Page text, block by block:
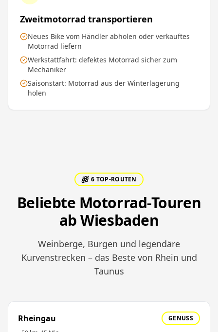
Zweitmotorrad transportieren
Neues Bike vom Händler abholen oder verkauftes
Motorrad liefern
Werkstattfahrt: defektes Motorrad sicher zum
Mechaniker
Saisonstart: Motorrad aus der Winterlagerung
holen
6 TOP-ROUTEN
Beliebte Motorrad-Touren
ab Wiesbaden
Weinberge, Burgen und legendäre
Kurvenstrecken – das Beste von Rhein und
Taunus
Rheingau
GENUSS